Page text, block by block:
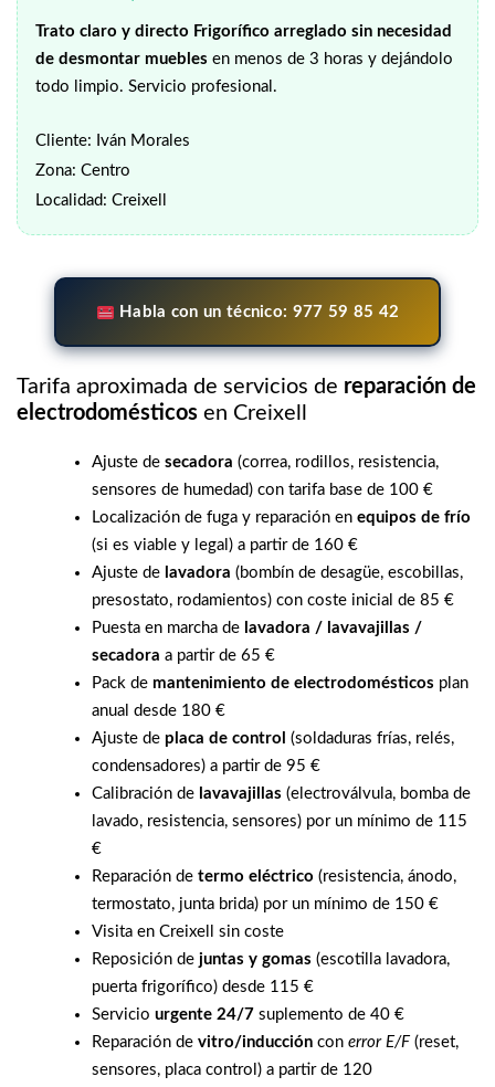
Trato claro y directo Frigorífico arreglado sin necesidad
de desmontar muebles en menos de 3 horas y dejándolo
todo limpio. Servicio profesional.
Cliente: Iván Morales
Zona: Centro
Localidad: Creixell
Habla con un técnico: 977 59 85 42
Tarifa aproximada de servicios de reparación de
electrodomésticos en Creixell
Ajuste de secadora (correa, rodillos, resistencia,
sensores de humedad) con tarifa base de 100 €
Localización de fuga y reparación en equipos de frío
(si es viable y legal) a partir de 160 €
Ajuste de lavadora (bombín de desagüe, escobillas,
presostato, rodamientos) con coste inicial de 85 €
Puesta en marcha de lavadora / lavavajillas /
secadora a partir de 65 €
Pack de mantenimiento de electrodomésticos plan
anual desde 180 €
Ajuste de placa de control (soldaduras frías, relés,
condensadores) a partir de 95 €
Calibración de lavavajillas (electroválvula, bomba de
lavado, resistencia, sensores) por un mínimo de 115
€
Reparación de termo eléctrico (resistencia, ánodo,
termostato, junta brida) por un mínimo de 150 €
Visita en Creixell sin coste
Reposición de juntas y gomas (escotilla lavadora,
puerta frigorífico) desde 115 €
Servicio urgente 24/7 suplemento de 40 €
Reparación de vitro/induccióncon error E/F (reset,
sensores, placa control) a partir de 120